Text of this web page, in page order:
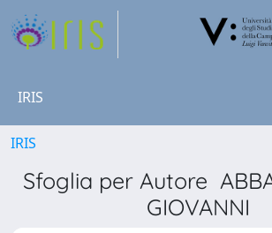
IRIS
IRIS
Sfoglia per Autore
GIOVANNI